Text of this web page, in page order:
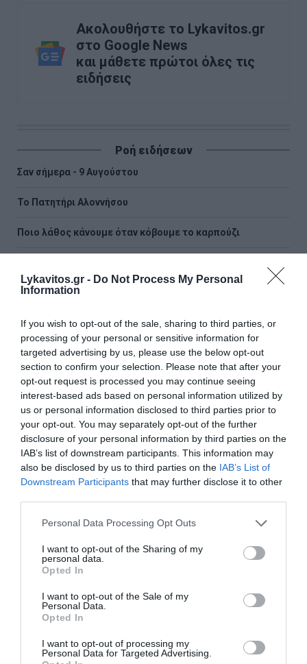
Lykavitos.gr - Do Not Process My Personal
Information
If you wish to opt-out of the sale, sharing to third parties, or
processing of your personal or sensitive information for
targeted advertising by us, please use the below opt-out
section to confirm your selection. Please note that after your
opt-out request is processed you may continue seeing
interest-based ads based on personal information utilized by
us or personal information disclosed to third parties prior to
your opt-out. You may separately opt-out of the further
disclosure of your personal information by third parties on the
IAB’s list of downstream participants. This information may
also be disclosed by us to third parties on the IAB’s List of
Downstream Participants that may further disclose it to other
Please note that this website/app uses one or more Google
not limited to your visit or usage behaviour. You may click to
grant or deny consent to Google and its third-party tags to
use your data for below specified purposes in below Google
consent section.
Personal Data Processing Opt Outs
I want to opt-out of the Sharing of my
personal data.
Opted In
I want to opt-out of the Sale of my
Personal Data.
Opted In
I want to opt-out of processing my
Personal Data for Targeted Advertising.
Ακολουθήστε το Lykavitos.gr
στο Google News
και μάθετε πρώτοι όλες τις
ειδήσεις
Ροή ειδήσεων
Σαν σήμερα - 9 Αυγούστου
Το Πατητήρι Αλοννήσου
Ποιο λάθος κάνουμε όταν κόβουμε το καρπούζι
57χρονης από την Κυψέλη
συλλήψεις
Συρία: Πώς ένα ξεχασμένο σημειωματάριο οδήγησε στα
ίχνη αρχικατασκόπου του Άσαντ
Λόττο: Τα αποτελέσματα της κλήρωσης του Σαββάτου
Αυτοί είναι οι έξι όροι του Ιράν προς τις ΗΠΑ για τα Στενά
του Ορμούζ
Αλεξανδρούπολη: Χωρίς τις αισθήσεις του ανασύρθηκε
77χρονος από πηγάδι
Περιφέρειες
ΟΛΕΣ ΟΙ ΕΙΔΗΣΕΙΣ →
διαβάστε ακόμη